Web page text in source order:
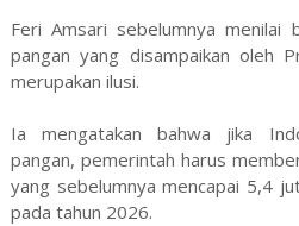
Feri Amsari sebelumnya menilai
pangan yang disampaikan oleh
merupakan ilusi.
Ia mengatakan bahwa jika
pangan, pemerintah harus
yang sebelumnya mencapai 5,4
pada tahun 2026.